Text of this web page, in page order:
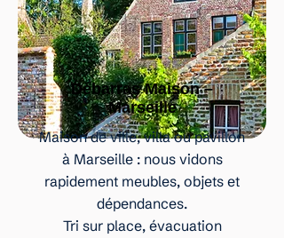
Débarras Maison –
Marseille
Maison de ville, villa ou pavillon
à Marseille : nous vidons
rapidement meubles, objets et
dépendances.
Tri sur place, évacuation